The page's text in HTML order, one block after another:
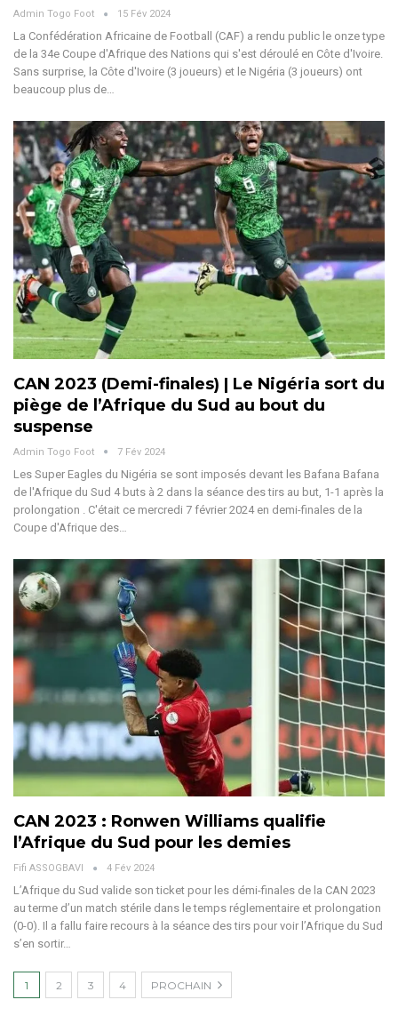
Admin Togo Foot 15 Fév 2024
La Confédération Africaine de Football (CAF) a rendu public le onze type
de la 34e Coupe d'Afrique des Nations qui s'est déroulé en Côte d'Ivoire.
Sans surprise, la Côte d'Ivoire (3 joueurs) et le Nigéria (3 joueurs) ont
beaucoup plus de…
CAN 2023 (Demi-finales) | Le Nigéria sort du
piège de l’Afrique du Sud au bout du
suspense
Admin Togo Foot 7 Fév 2024
Les Super Eagles du Nigéria se sont imposés devant les Bafana Bafana
de l'Afrique du Sud 4 buts à 2 dans la séance des tirs au but, 1-1 après la
prolongation . C'était ce mercredi 7 février 2024 en demi-finales de la
Coupe d'Afrique des…
CAN 2023 : Ronwen Williams qualifie
l’Afrique du Sud pour les demies
Fifi ASSOGBAVI 4 Fév 2024
L’Afrique du Sud valide son ticket pour les démi-finales de la CAN 2023
au terme d’un match stérile dans le temps réglementaire et prolongation
(0-0). Il a fallu faire recours à la séance des tirs pour voir l’Afrique du Sud
s’en sortir…
1 2 3 4 PROCHAIN